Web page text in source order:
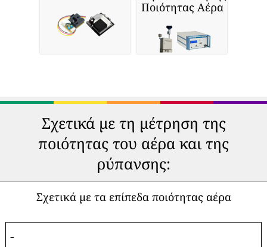
Ποιότητας Αέρα
Σχετικά με τη μέτρηση της
ποιότητας του αέρα και της
ρύπανσης:
Σχετικά με τα επίπεδα ποιότητας αέρα
-